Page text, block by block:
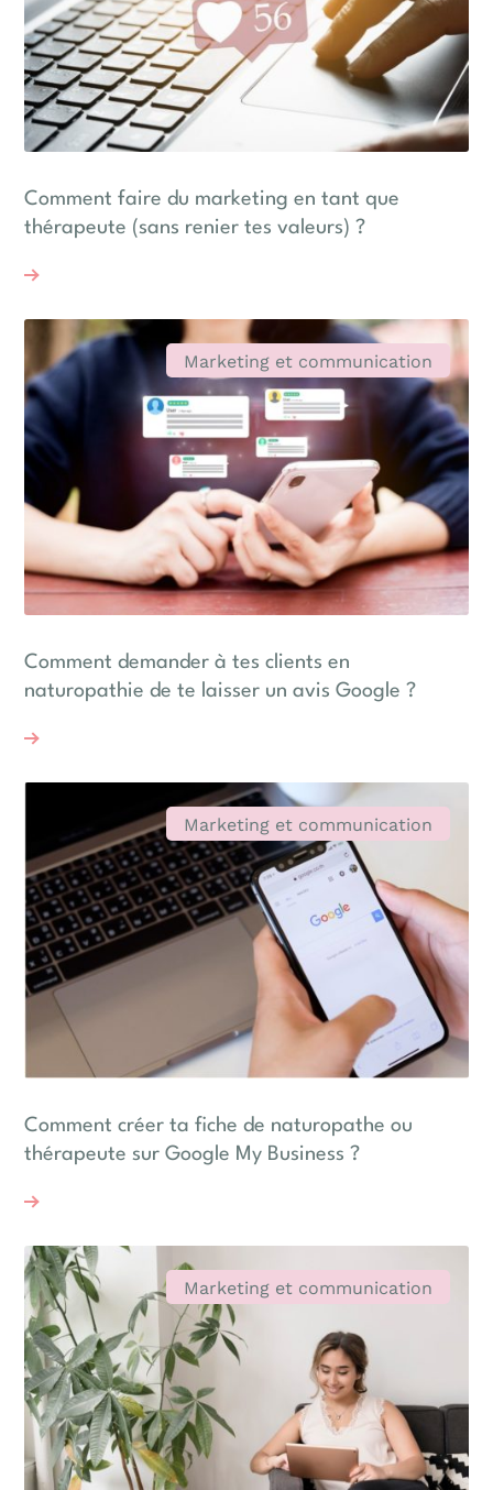
Comment faire du marketing en tant que
thérapeute (sans renier tes valeurs) ?
Comment demander à tes clients en
naturopathie de te laisser un avis Google ?
Marketing et communication
Comment créer ta fiche de naturopathe ou
thérapeute sur Google My Business ?
Marketing et communication
Marketing et communication